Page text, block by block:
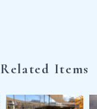
Related Items